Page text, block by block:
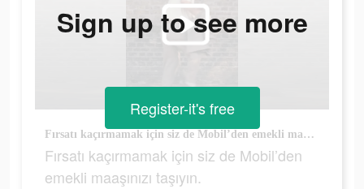
Fırsatı kaçırmamak için siz de Mobil’den emekli maaşınızı taşıyın.
Fırsatı kaçırmamak için siz de Mobil’den
emekli maaşınızı taşıyın.
Sign up to see more
Register-it's free